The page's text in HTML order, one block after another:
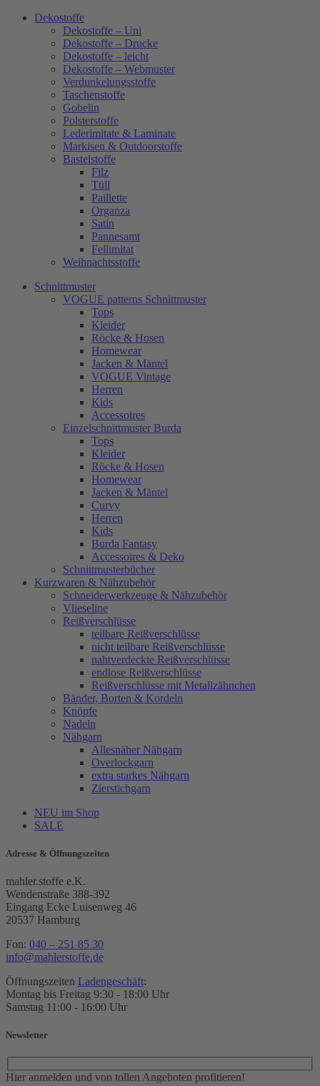
Dekostoffe
Dekostoffe – Uni
Dekostoffe – Drucke
Dekostoffe – leicht
Dekostoffe – Webmuster
Verdunkelungsstoffe
Taschenstoffe
Gobelin
Polsterstoffe
Lederimitate & Laminate
Markisen & Outdoorstoffe
Bastelstoffe
Filz
Tüll
Paillette
Organza
Satin
Pannesamt
Fellimitat
Weihnachtsstoffe
Schnittmuster
VOGUE patterns Schnittmuster
Tops
Kleider
Röcke & Hosen
Homewear
Jacken & Mäntel
VOGUE Vintage
Herren
Kids
Accessoires
Einzelschnittmuster Burda
Tops
Kleider
Röcke & Hosen
Homewear
Jacken & Mäntel
Curvy
Herren
Kids
Burda Fantasy
Accessoires & Deko
Schnittmusterbücher
Kurzwaren & Nähzubehör
Schneiderwerkzeuge & Nähzubehör
Vlieseline
Reißverschlüsse
teilbare Reißverschlüsse
nicht teilbare Reißverschlüsse
nahtverdeckte Reißverschlüsse
endlose Reißverschlüsse
Reißverschlüsse mit Metallzähnchen
Bänder, Borten & Kordeln
Knöpfe
Nadeln
Nähgarn
Allesnäher Nähgarn
Overlockgarn
extra starkes Nähgarn
Zierstichgarn
NEU im Shop
SALE
Adresse & Öffnungszeiten
mahler.stoffe e.K.
Wendenstraße 388-392
Eingang Ecke Luisenweg 46
20537 Hamburg
Fon: 040 – 251 85 30
info@mahlerstoffe.de
Öffnungszeiten Ladengeschäft:
Montag bis Freitag 9:30 - 18:00 Uhr
Samstag 11:00 - 16:00 Uhr
Newsletter
Hier anmelden und von tollen Angeboten profitieren!